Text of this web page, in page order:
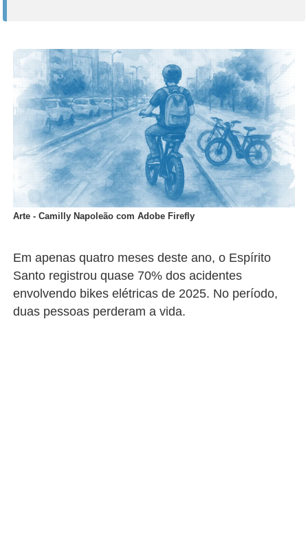
Arte - Camilly Napoleão com Adobe Firefly
Em apenas quatro meses deste ano, o Espírito
Santo registrou quase 70% dos acidentes
envolvendo bikes elétricas de 2025. No período,
duas pessoas perderam a vida.